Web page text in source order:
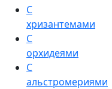
С
хризантемами
С
орхидеями
С
альстромериями